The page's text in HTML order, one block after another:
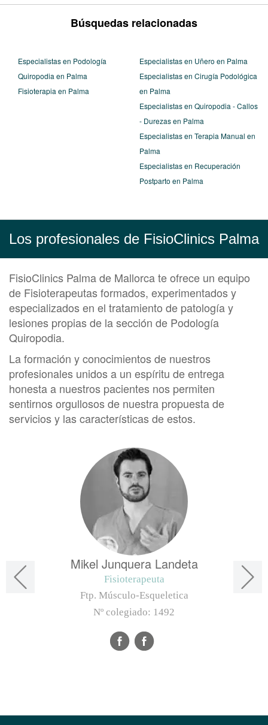
Búsquedas relacionadas
Especialistas en Podología
Quiropodia en Palma
Fisioterapia en Palma
Especialistas en Uñero en Palma
Especialistas en Cirugía Podológica
en Palma
Especialistas en Quiropodia - Callos
- Durezas en Palma
Especialistas en Terapia Manual en
Palma
Especialistas en Recuperación
Postparto en Palma
Los profesionales de FisioClinics Palma
FisioClinics Palma de Mallorca te ofrece un equipo
de Fisioterapeutas formados, experimentados y
especializados en el tratamiento de patología y
lesiones propias de la sección de Podología
Quiropodia.
La formación y conocimientos de nuestros
profesionales unidos a un espíritu de entrega
honesta a nuestros pacientes nos permiten
sentirnos orgullosos de nuestra propuesta de
servicios y las características de estos.
Mikel Junquera Landeta
Fisioterapeuta
Ftp. Músculo-Esqueletica
Nº colegiado: 1492